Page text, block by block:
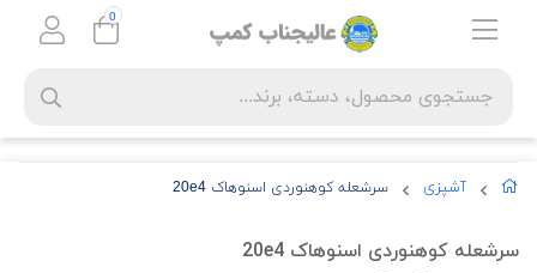
آشپزی سرشعله کوهنوردی اسنوهاک 20e4
سرشعله کوهنوردی اسنوهاک 20e4
0